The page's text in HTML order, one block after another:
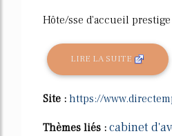
Hôte/sse d'accueil
LIRE LA SUITE
Site : https://
Thèmes liés : cabinet